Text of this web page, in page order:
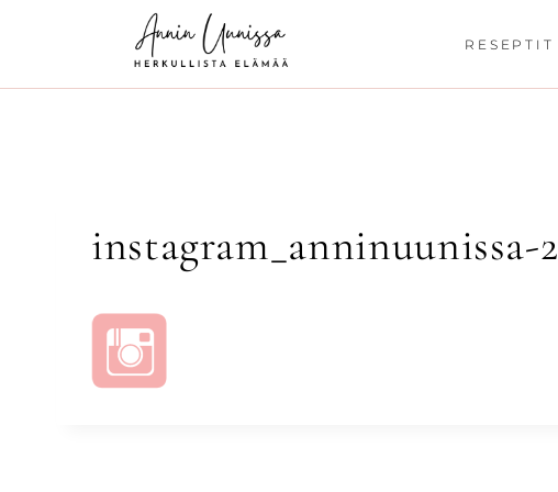
RESEPTIT
instagram_anninuunissa-2